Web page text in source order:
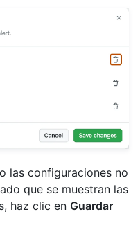
las configuraciones no
que se muestran las
haz clic en Guardar